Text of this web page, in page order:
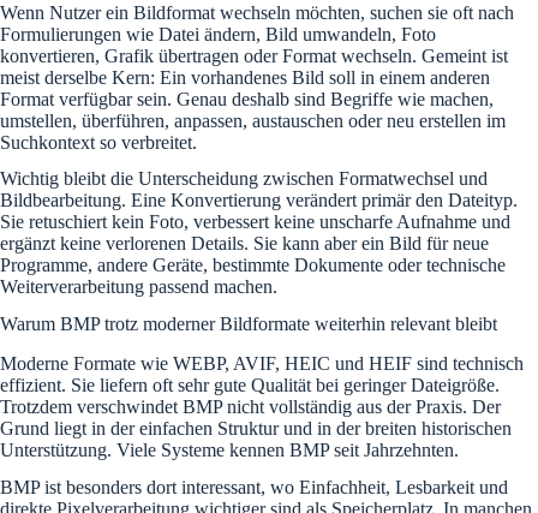
Wenn Nutzer ein Bildformat wechseln möchten, suchen sie oft nach
Formulierungen wie Datei ändern, Bild umwandeln, Foto
konvertieren, Grafik übertragen oder Format wechseln. Gemeint ist
meist derselbe Kern: Ein vorhandenes Bild soll in einem anderen
Format verfügbar sein. Genau deshalb sind Begriffe wie machen,
umstellen, überführen, anpassen, austauschen oder neu erstellen im
Suchkontext so verbreitet.
Wichtig bleibt die Unterscheidung zwischen Formatwechsel und
Bildbearbeitung. Eine Konvertierung verändert primär den Dateityp.
Sie retuschiert kein Foto, verbessert keine unscharfe Aufnahme und
ergänzt keine verlorenen Details. Sie kann aber ein Bild für neue
Programme, andere Geräte, bestimmte Dokumente oder technische
Weiterverarbeitung passend machen.
Warum BMP trotz moderner Bildformate weiterhin relevant bleibt
Moderne Formate wie WEBP, AVIF, HEIC und HEIF sind technisch
effizient. Sie liefern oft sehr gute Qualität bei geringer Dateigröße.
Trotzdem verschwindet BMP nicht vollständig aus der Praxis. Der
Grund liegt in der einfachen Struktur und in der breiten historischen
Unterstützung. Viele Systeme kennen BMP seit Jahrzehnten.
BMP ist besonders dort interessant, wo Einfachheit, Lesbarkeit und
direkte Pixelverarbeitung wichtiger sind als Speicherplatz. In manchen